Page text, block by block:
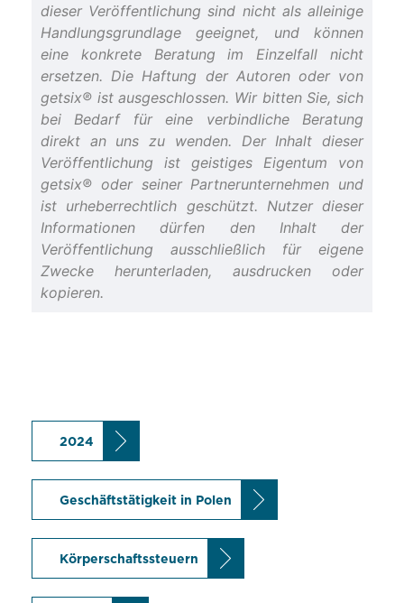
dieser Veröffentlichung sind nicht als alleinige
Handlungsgrundlage geeignet, und können
eine konkrete Beratung im Einzelfall nicht
ersetzen. Die Haftung der Autoren oder von
getsix® ist ausgeschlossen. Wir bitten Sie, sich
bei Bedarf für eine verbindliche Beratung
direkt an uns zu wenden. Der Inhalt dieser
Veröffentlichung ist geistiges Eigentum von
getsix® oder seiner Partnerunternehmen und
ist urheberrechtlich geschützt. Nutzer dieser
Informationen dürfen den Inhalt der
Veröffentlichung ausschließlich für eigene
Zwecke herunterladen, ausdrucken oder
kopieren.
2024
Geschäftstätigkeit in Polen
Körperschaftssteuern